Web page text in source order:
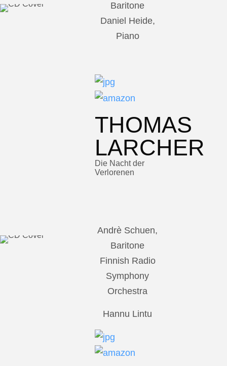
Baritone
Daniel Heide,
Piano
THOMAS
LARCHER
Die Nacht der
Verlorenen
Andrè Schuen,
Baritone
Finnish Radio
Symphony
Orchestra
Hannu Lintu